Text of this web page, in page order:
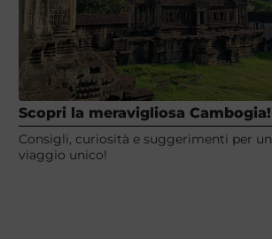
Scopri la meravigliosa Cambogia!
Consigli, curiosità e suggerimenti per un
viaggio unico!